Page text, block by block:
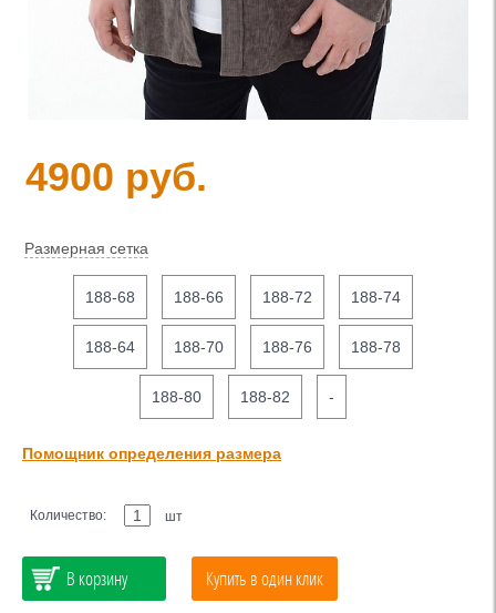
4900 руб.
Размерная сетка
188-68 188-66 188-72 188-74
188-64 188-70 188-76 188-78
188-80 188-82 -
Помощник определения размера
Количество: шт
В корзину Купить в один клик